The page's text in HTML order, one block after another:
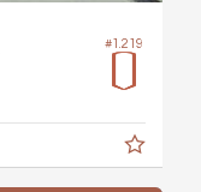
#1.219